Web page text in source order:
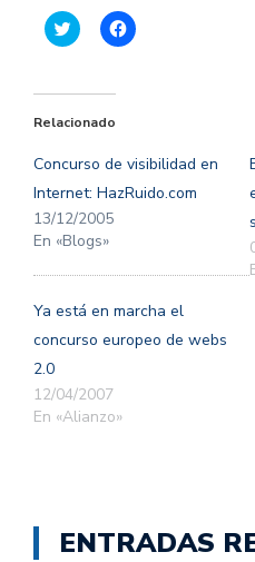
Haz
clic
Twitter
abre
ventana
nueva)
Haz
clic
una
ventana
nueva)
Relacionado
Concurso de visibilidad en
Internet: HazRuido.com
13/12/2005
En «Blogs»
Ya está en marcha el
concurso europeo de webs
2.0
12/04/2007
En «Alianzo»
ENTRADAS